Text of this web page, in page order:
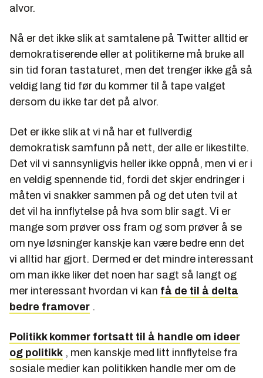
alvor.
Nå er det ikke slik at samtalene på Twitter alltid er
demokratiserende eller at politikerne må bruke all
sin tid foran tastaturet, men det trenger ikke gå så
veldig lang tid før du kommer til å tape valget
dersom du ikke tar det på alvor.
Det er ikke slik at vi nå har et fullverdig
demokratisk samfunn på nett, der alle er likestilte.
Det vil vi sannsynligvis heller ikke oppnå, men vi er i
en veldig spennende tid, fordi det skjer endringer i
måten vi snakker sammen på og det uten tvil at
det vil ha innflytelse på hva som blir sagt. Vi er
mange som prøver oss fram og som prøver å se
om nye løsninger kanskje kan være bedre enn det
vi alltid har gjort. Dermed er det mindre interessant
om man ikke liker det noen har sagt så langt og
mer interessant hvordan vi kan få de til å delta
bedre framover .
Politikk kommer fortsatt til å handle om ideer
og politikk , men kanskje med litt innflytelse fra
sosiale medier kan politikken handle mer om de